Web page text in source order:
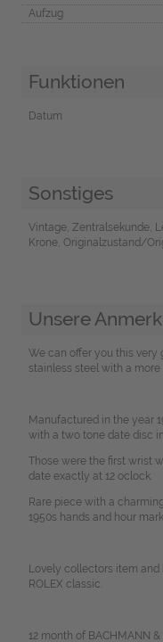
Aufzug
Funktionen
Datum
Sonstiges
Vintage, Zentralsekunde,
Krone, Originalzustand/
Unsere
We can offer you this very
stainless steel with a
Manufactured in the year
with a two tone date disc
Those were the first wrist
date exactly at 12 oclock.
Rare piece with a
1950s hands and hour
Lovely collectors item
ROLEX classic.
12 month of BACHMANN &